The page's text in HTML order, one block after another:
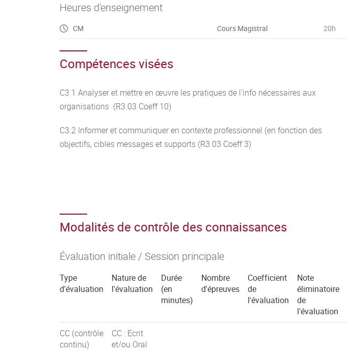
Heures d'enseignement
CM Cours Magistral 20h
Compétences visées
C3.1 Analyser et mettre en œuvre les pratiques de l'info nécessaires aux
organisations (R3.03 Coeff 10)
C3.2 Informer et communiquer en contexte professionnel (en fonction des
objectifs, cibles messages et supports (R3.03 Coeff 3)
Modalités de contrôle des connaissances
Évaluation initiale / Session principale
Type
d'évaluation
Nature de
l'évaluation
Durée
(en
minutes)
Nombre
d'épreuves
Coefficient
de
l'évaluation
Note
éliminatoire
de
l'évaluation
CC (contrôle
continu)
CC : Ecrit
et/ou Oral